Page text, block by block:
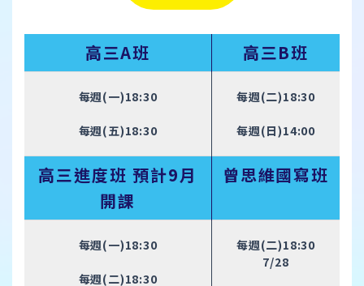
高三A班 高三B班
每週(一)18:30
每週(五)18:30
每週(二)18:30
每週(日)14:00
高三進度班 預計9月
開課
曾思維國寫班
每週(一)18:30
每週(二)18:30
每週(二)18:30
7/28